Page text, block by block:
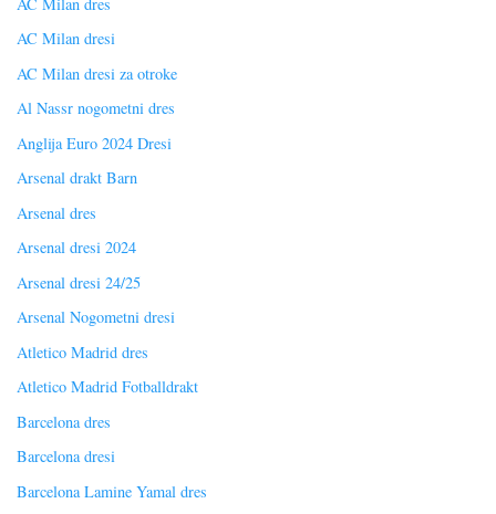
AC Milan dresi
AC Milan dresi za otroke
Al Nassr nogometni dres
Anglija Euro 2024 Dresi
Arsenal drakt Barn
Arsenal dres
Arsenal dresi 2024
Arsenal dresi 24/25
Arsenal Nogometni dresi
Atletico Madrid dres
Atletico Madrid Fotballdrakt
Barcelona dres
Barcelona dresi
Barcelona Lamine Yamal dres